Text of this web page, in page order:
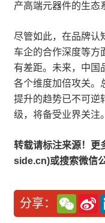
产高端元器件的生态
尽管如此，在品牌认
车企的合作深度等方
有差距。未来，中国
各个维度加倍攻关。
提升的趋势已不可逆
级，将备受业界关注
转载请标注来源！更
side.cn)或搜索微信
分享：
W
e
C
S
n